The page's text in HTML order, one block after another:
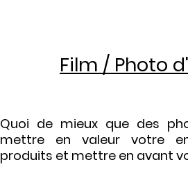
Film / Photo
Quoi de mieux que des
mettre en valeur votre
produits et mettre en avant